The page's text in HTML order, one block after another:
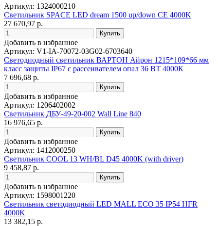
Артикул: 1324000210
Светильник SPACE LED dream 1500 up/down CE 4000K
27 670,97 р.
Добавить в избранное
Артикул: V1-IA-70072-03G02-6703640
Светодиодный светильник ВАРТОН Айрон 1215*109*66 мм
класс защиты IP67 с рассеивателем опал 36 ВТ 4000К
7 696,68 р.
Добавить в избранное
Артикул: 1206402002
Светильник ДБУ-49-20-002 Wall Line 840
16 976,65 р.
Добавить в избранное
Артикул: 1412000250
Светильник COOL 13 WH/BL D45 4000K (with driver)
9 458,87 р.
Добавить в избранное
Артикул: 1598001220
Светильник светодиодный LED MALL ECO 35 IP54 HFR
4000K
13 382,15 р.